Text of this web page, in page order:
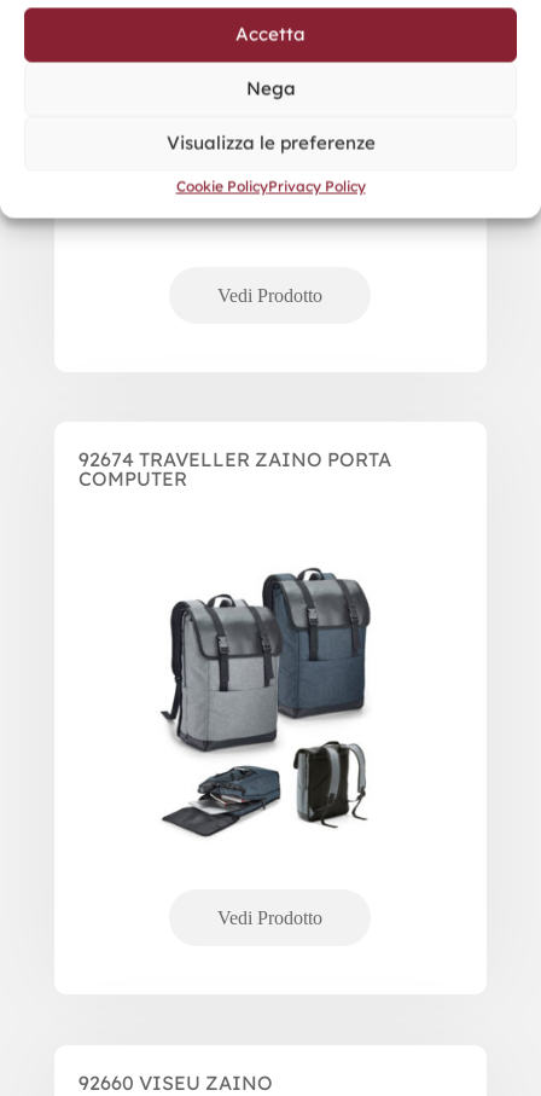
Accetta
Nega
Visualizza le preferenze
Cookie PolicyPrivacy Policy
92674 TRAVELLER ZAINO PORTA
COMPUTER
92660 VISEU ZAINO